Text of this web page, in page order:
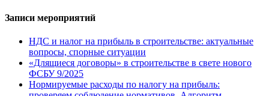
Записи мероприятий
НДС и налог на прибыль в строительстве: актуальные
вопросы, спорные ситуации
«Длящиеся договоры» в строительстве в свете нового
ФСБУ 9/2025
Нормируемые расходы по налогу на прибыль: